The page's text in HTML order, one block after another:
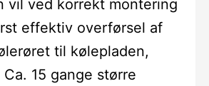
vil ved korrekt montering
effektiv overførsel af
til kølepladen,
15 gange større